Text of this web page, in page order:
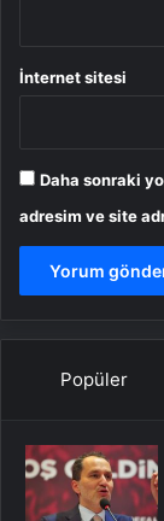
İnternet sitesi
Daha sonraki
adresim ve site
Popüler